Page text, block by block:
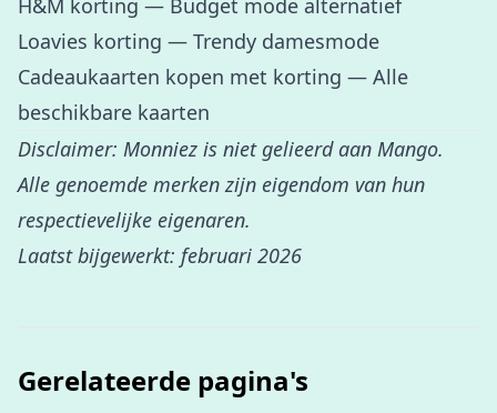
H&M korting — Budget mode alternatief
Loavies korting — Trendy damesmode
Cadeaukaarten kopen met korting — Alle
beschikbare kaarten
Disclaimer: Monniez is niet gelieerd aan Mango.
Alle genoemde merken zijn eigendom van hun
respectievelijke eigenaren.
Laatst bijgewerkt: februari 2026
Gerelateerde pagina's